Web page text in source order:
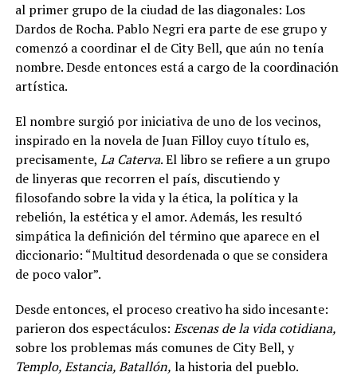
al primer grupo de la ciudad de las diagonales: Los
Dardos de Rocha. Pablo Negri era parte de ese grupo y
comenzó a coordinar el de City Bell, que aún no tenía
nombre. Desde entonces está a cargo de la coordinación
artística.
El nombre surgió por iniciativa de uno de los vecinos,
inspirado en la novela de Juan Filloy cuyo título es,
precisamente, La Caterva. El libro se refiere a un grupo
de linyeras que recorren el país, discutiendo y
filosofando sobre la vida y la ética, la política y la
rebelión, la estética y el amor. Además, les resultó
simpática la definición del término que aparece en el
diccionario: “Multitud desordenada o que se considera
de poco valor”.
Desde entonces, el proceso creativo ha sido incesante:
parieron dos espectáculos: Escenas de la vida cotidiana,
sobre los problemas más comunes de City Bell, y
Templo, Estancia, Batallón, la historia del pueblo.